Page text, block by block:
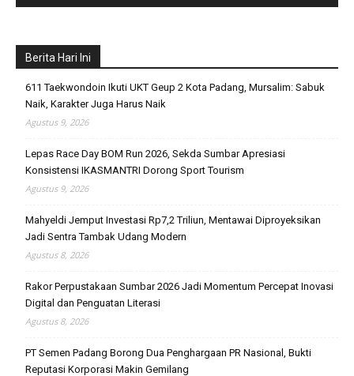
Berita Hari Ini
611 Taekwondoin Ikuti UKT Geup 2 Kota Padang, Mursalim: Sabuk
Naik, Karakter Juga Harus Naik
Agustus 9, 2026
Lepas Race Day BOM Run 2026, Sekda Sumbar Apresiasi
Konsistensi IKASMANTRI Dorong Sport Tourism
Agustus 9, 2026
Mahyeldi Jemput Investasi Rp7,2 Triliun, Mentawai Diproyeksikan
Jadi Sentra Tambak Udang Modern
Agustus 8, 2026
Rakor Perpustakaan Sumbar 2026 Jadi Momentum Percepat Inovasi
Digital dan Penguatan Literasi
Agustus 8, 2026
PT Semen Padang Borong Dua Penghargaan PR Nasional, Bukti
Reputasi Korporasi Makin Gemilang